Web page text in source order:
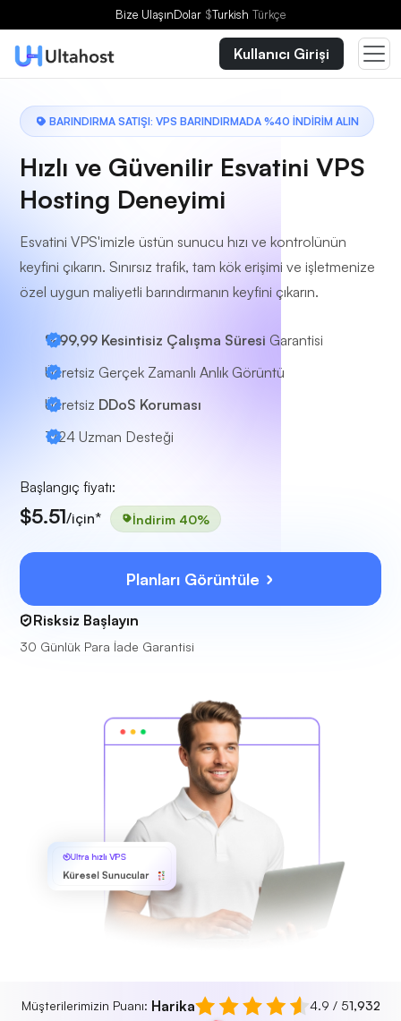
Bize UlaşınDolar $Turkish Türkçe
Kullanıcı Girişi
BARINDIRMA SATIŞI: VPS BARINDIRMADA %40 İNDİRİM ALIN
Hızlı ve Güvenilir Esvatini VPS
Hosting Deneyimi
Esvatini VPS'imizle üstün sunucu hızı ve kontrolünün
keyfini çıkarın. Sınırsız trafik, tam kök erişimi ve işletmenize
özel uygun maliyetli barındırmanın keyfini çıkarın.
%99,99 Kesintisiz Çalışma Süresi Garantisi
Ücretsiz Gerçek Zamanlı Anlık Görüntü
Ücretsiz DDoS Koruması
7/24 Uzman Desteği
Başlangıç fiyatı:
$5.51/için* İndirim 40%
Planları Görüntüle
Risksiz Başlayın
30 Günlük Para İade Garantisi
Ultra hızlı VPS
Küresel Sunucular
Müşterilerimizin Puanı: Harika 4.9 / 51,932